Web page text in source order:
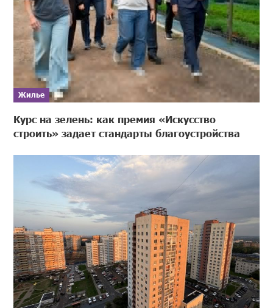
Жилье
Курс на зелень: как премия «Искусство
строить» задает стандарты благоустройства